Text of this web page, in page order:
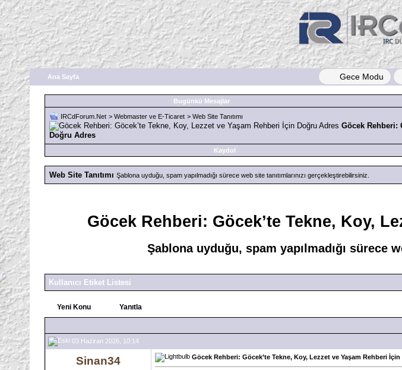
Ana Sayfa Gece Modu
Bugünkü Mesajlar
IRCdForum.Net > Webmaster ve E-Ticaret > Web Site Tanıtımı
Göcek Rehberi:
Doğru Adres
Kaydol
Web Site Tanıtımı Şablona uyduğu, spam yapılmadığı sürece web site tanıtımlarınızı gerçekleştirebilirsiniz.
Göcek Rehberi: Göcek’te Tekne, Koy,
Şablona uyduğu, spam yapılmadığı sürece
Kullanıcı Etiket Listesi
Yeni Konu Yanıtla
03 Haziran 2026, 10:14
Sinan34 Göcek Rehberi: Göcek’te Tekne, Koy, Lezzet ve Yaşam Rehberi